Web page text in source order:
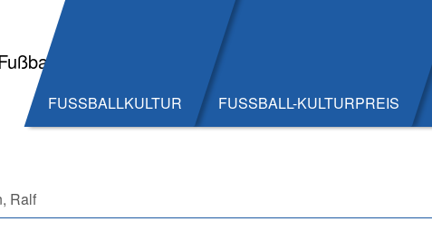
FUSSBALLKULTUR FUSSBALL-KULTURPREIS
Ralf